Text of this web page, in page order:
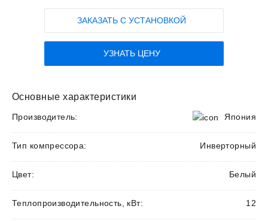
ЗАКАЗАТЬ С УСТАНОВКОЙ
УЗНАТЬ ЦЕНУ
Основные характеристики
Производитель: Япония
Тип компрессора: Инверторный
Цвет: Белый
Теплопроизводительность, кВт: 12